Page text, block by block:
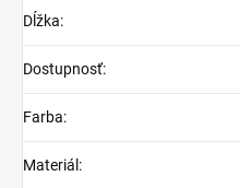
Dĺžka:
Dostupnosť:
Farba:
Materiál: